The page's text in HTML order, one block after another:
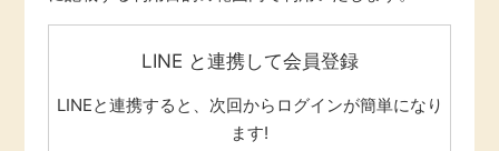
LINE と連携して会員登録
LINEと連携すると、次回からログインが簡単になり
ます!